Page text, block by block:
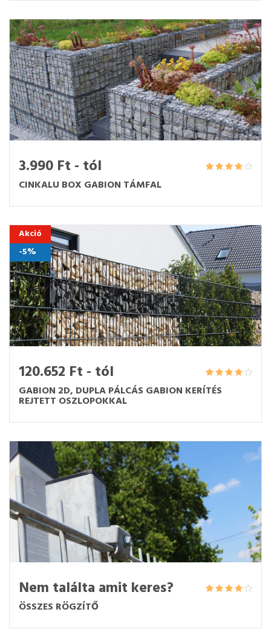
3.990 Ft - tól
CINKALU BOX GABION TÁMFAL
Akció
-5%
120.652 Ft - tól
GABION 2D, DUPLA PÁLCÁS GABION KERÍTÉS
REJTETT OSZLOPOKKAL
Nem találta amit keres?
ÖSSZES RÖGZÍTŐ